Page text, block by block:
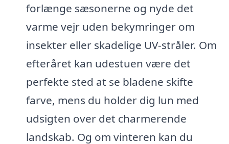
forlænge sæsonerne og nyde det
varme vejr uden bekymringer om
insekter eller skadelige UV-stråler. Om
efteråret kan udestuen være det
perfekte sted at se bladene skifte
farve, mens du holder dig lun med
udsigten over det charmerende
landskab. Og om vinteren kan du